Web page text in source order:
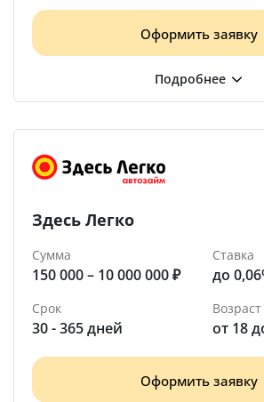
Оформить заявку
Здесь Легко
Сумма
150 000 – 10 000 000 ₽
Ставка
до
Срок
30 - 365 дней
Возраст
от 18
Оформить заявку